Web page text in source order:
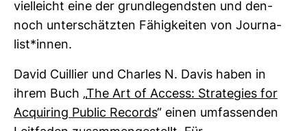
viel­leicht eine der grund­le­gendsten und den­
noch unter­schätzten Fähig­keiten von Jour­na­
list*innen.
David Cuil­lier und Charles N. Davis haben in
ihrem Buch „The Art of Access: Stra­te­gies for
Acqui­ring Public Records“ einen umfas­senden